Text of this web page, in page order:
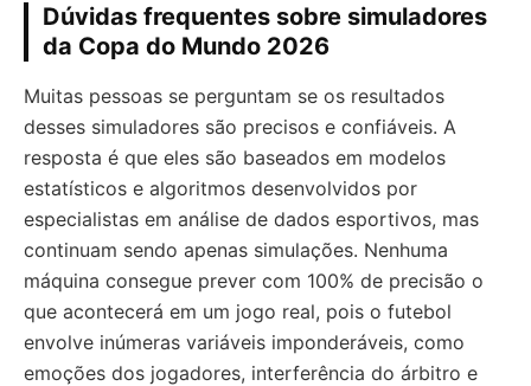
Dúvidas frequentes sobre simuladores
da Copa do Mundo 2026
Muitas pessoas se perguntam se os resultados
desses simuladores são precisos e confiáveis. A
resposta é que eles são baseados em modelos
estatísticos e algoritmos desenvolvidos por
especialistas em análise de dados esportivos, mas
continuam sendo apenas simulações. Nenhuma
máquina consegue prever com 100% de precisão o
que acontecerá em um jogo real, pois o futebol
envolve inúmeras variáveis imponderáveis, como
emoções dos jogadores, interferência do árbitro e